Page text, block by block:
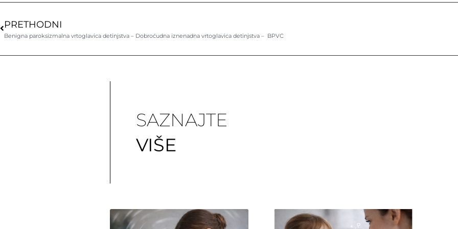
PRETHODNI
Benigna paroksizmalna vrtoglavica detinjstva – Dobroćudna iznenadna vrtoglavica detinjstva – BPVC
SAZNAJTE
VIŠE